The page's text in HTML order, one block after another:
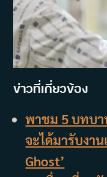
ข่าวที่เกี่ยวข้อง
พาชม 5 บทบ
จะได้มารับงาน
Ghost’